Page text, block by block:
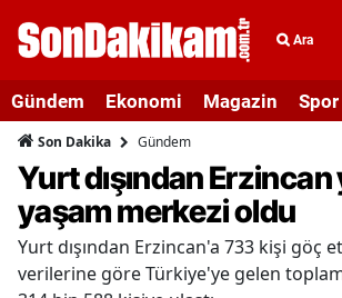
Ara
Gündem Ekonomi Magazin Spor
Son Dakika Gündem
Yurt dışından Erzincan
yaşam merkezi oldu
Yurt dışından Erzincan'a 733 kişi göç
verilerine göre Türkiye'ye gelen toplam